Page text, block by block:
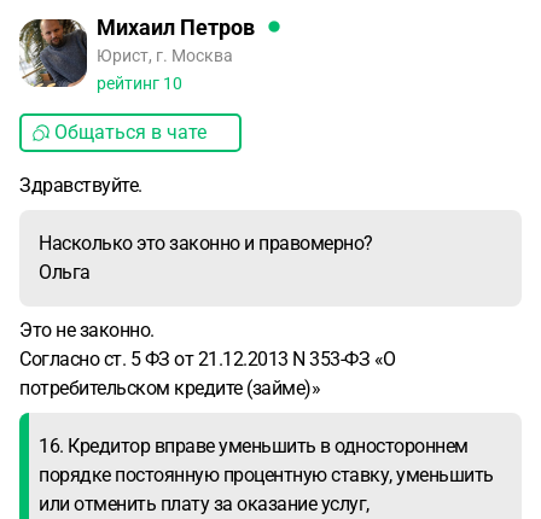
Михаил Петров
Юрист, г. Москва
рейтинг 10
Общаться в чате
Здравствуйте.
Насколько это законно и правомерно?
Ольга
Это не законно.
Согласно ст. 5 ФЗ от 21.12.2013 N 353-ФЗ «О
потребительском кредите (займе)»
16. Кредитор вправе уменьшить в одностороннем
порядке постоянную процентную ставку, уменьшить
или отменить плату за оказание услуг,